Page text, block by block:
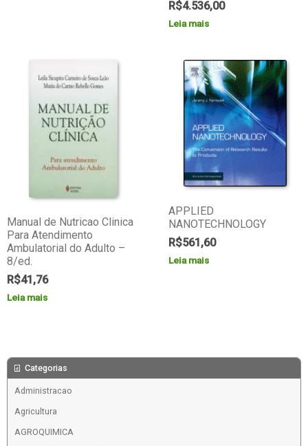
R$4.536,00
Leia mais
Manual de Nutricao Clinica
Para Atendimento
Ambulatorial do Adulto –
8/ed.
R$41,76
Leia mais
APPLIED
NANOTECHNOLOGY
R$561,60
Leia mais
Categorias
Administracao
Agricultura
AGROQUIMICA